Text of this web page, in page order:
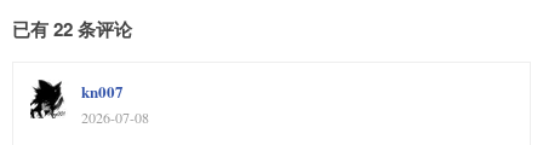
已有 22 条评论
kn007
2026-07-08